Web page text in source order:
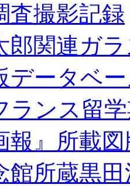
査撮影記録
郎関連ガ
データベ
ランス留
報』所載
館所蔵黒